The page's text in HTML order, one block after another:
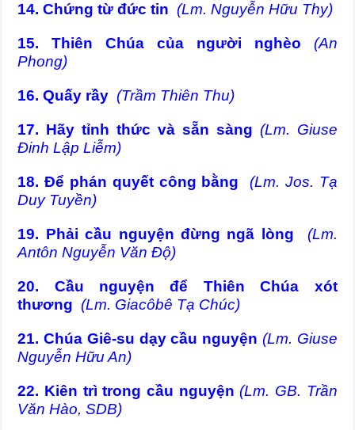
14. Chứng từ đức tin(Lm. Nguyễn Hữu Thy)
15. Thiên Chúa của người nghèo (An
Phong)
16. Quấy rầy(Trầm Thiên Thu)
17. Hãy tỉnh thức và sẵn sàng (Lm. Giuse
Đinh Lập Liễm)
18. Để phán quyết công bằng (Lm. Jos. Tạ
Duy Tuyền)
19. Phải cầu nguyện đừng ngã lòng (Lm.
Antôn Nguyễn Văn Độ)
20. Cầu nguyện để Thiên Chúa xót
thương(Lm. Giacôbê Tạ Chúc)
21. Chúa Giê-su dạy cầu nguyện (Lm. Giuse
Nguyễn Hữu An)
22. Kiên trì trong cầu nguyện(Lm. GB. Trần
Văn Hào, SDB)